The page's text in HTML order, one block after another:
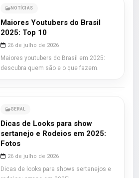
NOTÍCIAS
Maiores Youtubers do Brasil
2025: Top 10
26 de julho de 2026
Maiores youtubers do Brasil em 2025:
descubra quem são e o que fazem.
GERAL
Dicas de Looks para show
sertanejo e Rodeios em 2025:
Fotos
26 de julho de 2026
Dicas de looks para shows sertanejos e